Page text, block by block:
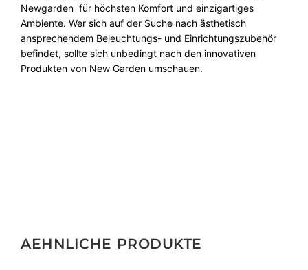
Newgarden für höchsten Komfort und einzigartiges
Ambiente. Wer sich auf der Suche nach ästhetisch
ansprechendem Beleuchtungs- und Einrichtungszubehör
befindet, sollte sich unbedingt nach den innovativen
Produkten von New Garden umschauen.
AEHNLICHE PRODUKTE